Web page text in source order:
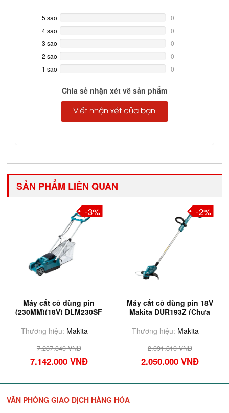
5 sao
Complete
0
4 sao
Complete
0
3 sao
Complete
0
2 sao
Complete
0
1 sao
0
Chia sẻ nhận xét về sản phẩm
Viết nhận xét của bạn
SẢN PHẨM LIÊN QUAN
Máy cắt cỏ dùng pin
(230MM)(18V) DLM230SF
Thương hiệu: Makita
7.287.840 VNĐ
7.142.000 VNĐ
-3%
Máy cắt cỏ dùng pin 18V
Makita DUR193Z (Chưa
Thương hiệu: Makita
2.091.810 VNĐ
2.050.000 VNĐ
-2%
VĂN PHÒNG GIAO DỊCH HÀNG HÓA